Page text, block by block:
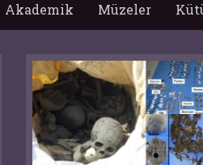
Akademik Müzeler